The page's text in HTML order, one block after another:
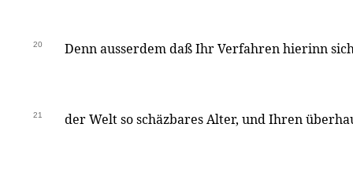
20 Denn ausserdem daß Ihr Verfahren hierinn
21 der Welt so schäzbares Alter, und Ihren